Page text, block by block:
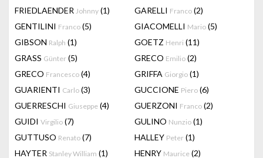
FRIEDLAENDER Johnny (1) GARELLI Franco (2)
GENTILINI Franco (5) GIACOMELLI Mario (5)
GIBSON Ralph (1) GOETZ Henri (11)
GRASS Günter (5) GRECO Emilio (2)
GRECO Francesco (4) GRIFFA Giorgio (1)
GUARIENTI Carlo (3) GUCCIONE Piero (6)
GUERRESCHI Giuseppe (4) GUERZONI Franco (2)
GUIDI Virgilio (7) GULINO Nunzio (1)
GUTTUSO Renato (7) HALLEY Peter (1)
HAYTER Stanley William (1) HENRY Maurice (2)